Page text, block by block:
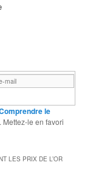
le
. Mettez-le en favori
LES PRIX DE L’OR